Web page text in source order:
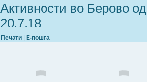
Активности во Берово
20.7.18
Печати | Е-пошта